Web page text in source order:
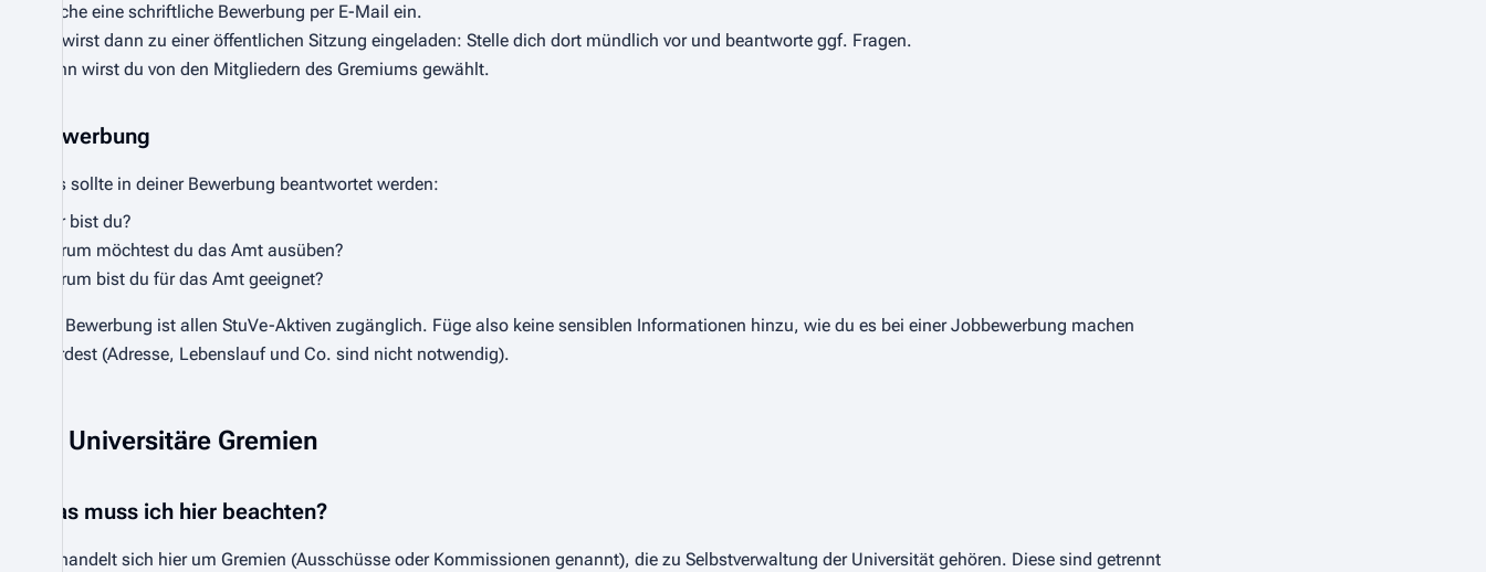
Reiche eine schriftliche Bewerbung per E-Mail ein.
Du wirst dann zu einer öffentlichen Sitzung eingeladen: Stelle dich dort mündlich vor und beantworte ggf. Fragen.
Dann wirst du von den Mitgliedern des Gremiums gewählt.
Bewerbung
Das sollte in deiner Bewerbung beantwortet werden:
Wer bist du?
Warum möchtest du das Amt ausüben?
Warum bist du für das Amt geeignet?
Die Bewerbung ist allen StuVe-Aktiven zugänglich. Füge also keine sensiblen Informationen hinzu, wie du es bei einer Jobbewerbung machen
würdest (Adresse, Lebenslauf und Co. sind nicht notwendig).
Universitäre Gremien
Was muss ich hier beachten?
Es handelt sich hier um Gremien (Ausschüsse oder Kommissionen genannt), die zu Selbstverwaltung der Universität gehören. Diese sind getrennt